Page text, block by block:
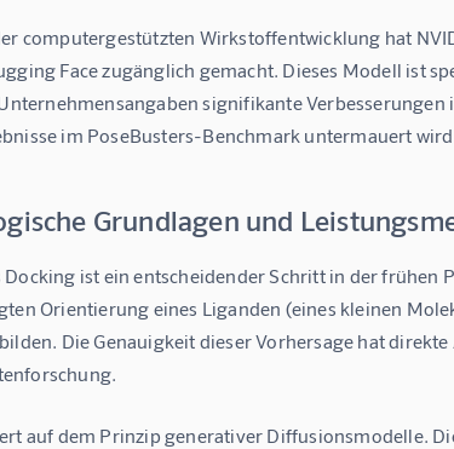
computergestützten Wirkstoffentwicklung hat
Face zugänglich gemacht. Dieses Modell ist
signifikante
im PoseBusters-Benchmark untermauert
Grundlagen und
ist ein entscheidender Schritt in der frühen
Orientierung eines Liganden (eines kleinen
Die Genauigkeit dieser Vorhersage hat
auf dem Prinzip generativer Diffusionsmodelle.